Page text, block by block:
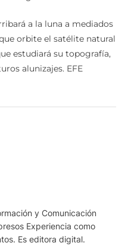
a la luna a mediados
orbite el satélite natural
estudiará su topografía,
alunizajes. EFE
y Comunicación
Experiencia como
Es editora digital.